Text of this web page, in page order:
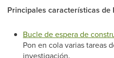
Principales características de
Bucle de espera de
Pon en cola varias tareas
investigación.